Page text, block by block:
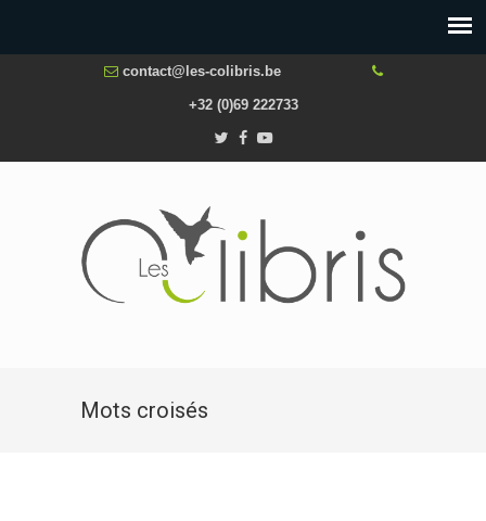
contact@les-colibris.be
+32 (0)69 222733
Mots croisés